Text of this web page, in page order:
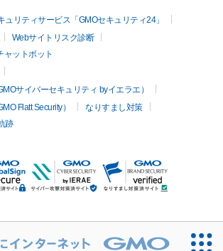
リティサービス「GMOセキュリティ24」
Webサイトリスク診断
ャットボット
サイバーセキュリティ byイエラエ）
Flatt Security）
なりすまし対策
跡